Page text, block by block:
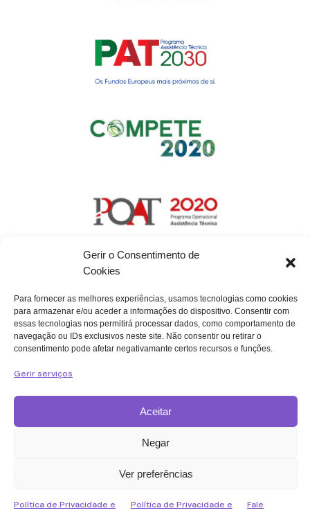
Gerir o Consentimento de
Cookies
Para fornecer as melhores experiências, usamos tecnologias como cookies
para armazenar e/ou aceder a informações do dispositivo. Consentir com
essas tecnologias nos permitirá processar dados, como comportamento de
navegação ou IDs exclusivos neste site. Não consentir ou retirar o
consentimento pode afetar negativamante certos recursos e funções.
Gerir serviços
Aceitar
Negar
Ver preferências
Política de Privacidade e Política de Privacidade e Fale
Acessibilidade e Usabilidade
Código de Ética
Medidas de Prevenção
reservados | Desenvolvido porADDAPTERS.COM